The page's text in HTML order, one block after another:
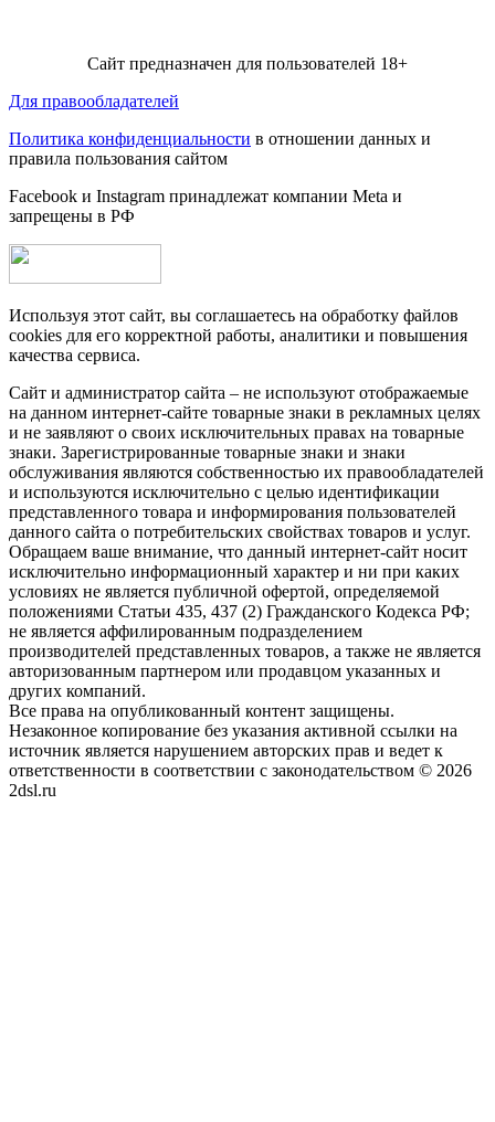
Сайт предназначен для пользователей 18+
Для правообладателей
Политика конфиденциальности в отношении данных и
правила пользования сайтом
Facebook и Instagram принадлежат компании Metа и
запрещены в РФ
Используя этот сайт, вы соглашаетесь на обработку файлов
cookies для его корректной работы, аналитики и повышения
качества сервиса.
Сайт и администратор сайта – не используют отображаемые
на данном интернет-сайте товарные знаки в рекламных целях
и не заявляют о своих исключительных правах на товарные
знаки. Зарегистрированные товарные знаки и знаки
обслуживания являются собственностью их правообладателей
и используются исключительно с целью идентификации
представленного товара и информирования пользователей
данного сайта о потребительских свойствах товаров и услуг.
Обращаем ваше внимание, что данный интернет-сайт носит
исключительно информационный характер и ни при каких
условиях не является публичной офертой, определяемой
положениями Статьи 435, 437 (2) Гражданского Кодекса РФ;
не является аффилированным подразделением
производителей представленных товаров, а также не является
авторизованным партнером или продавцом указанных и
других компаний.
Все права на опубликованный контент защищены.
Незаконное копирование без указания активной ссылки на
источник является нарушением авторских прав и ведет к
ответственности в соответствии с законодательством © 2026
2dsl.ru